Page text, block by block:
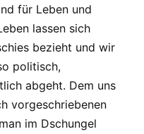
für Leben und
lassen sich
bezieht und wir
politisch,
abgeht. Dem uns
vorgeschriebenen
im Dschungel